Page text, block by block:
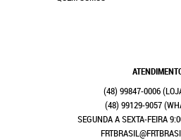
(48) 99847-0006
(48) 99129-9057
SEGUNDA A SEXTA-FEIRA